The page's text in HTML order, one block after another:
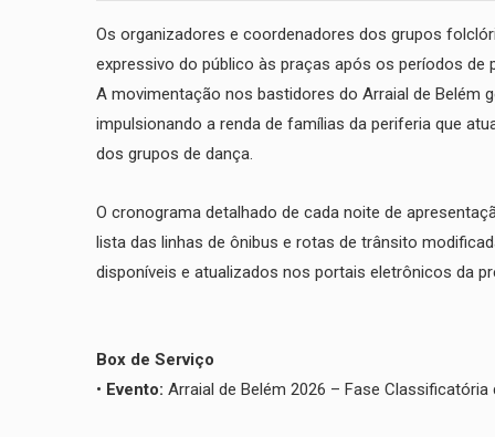
​Os organizadores e coordenadores dos grupos
expressivo do público às praças após os períodos
A movimentação nos bastidores do Arraial de Belém
impulsionando a renda de famílias da periferia que
dos grupos de dança.
​O cronograma detalhado de cada noite de
lista das linhas de ônibus e rotas de trânsito
disponíveis e atualizados nos portais eletrônicos da
​Box de Serviço
• ​ Evento: Arraial de Belém 2026 – Fase Classificatória